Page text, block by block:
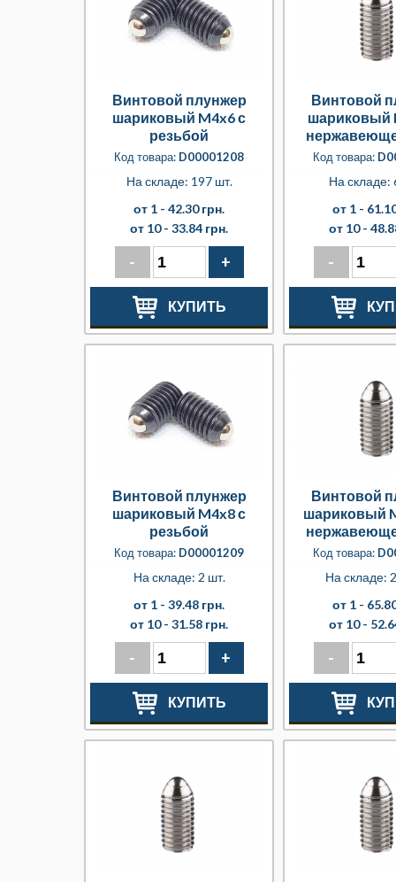
Винтовой плунжер
шариковый M4x6 с
резьбой
Код товара: D00001208
На складе: 197 шт.
от 1 - 42.30 грн.
от 10 - 33.84 грн.
- +
КУПИТЬ
Винтовой
шариковый
Код товара:
На складе:
от 1 -
от 10 -
-
Винтовой плунжер
шариковый M4x8 с
резьбой
Код товара: D00001209
На складе: 2 шт.
от 1 - 39.48 грн.
от 10 - 31.58 грн.
- +
КУПИТЬ
Винтовой
шариковый
Код товара:
На складе:
от 1 -
от 10 -
-